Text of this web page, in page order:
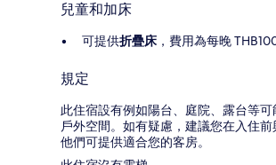
兒童和加床
可提供折疊床 ，費用為每晚
規定
此住宿設有例如陽台、庭院、露台等
戶外空間。如有疑慮，建議您在入住
他們可提供適合您的客房。